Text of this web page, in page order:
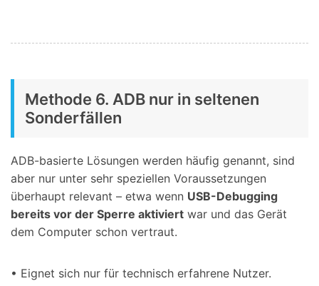
Methode 6. ADB nur in seltenen
Sonderfällen
ADB-basierte Lösungen werden häufig genannt, sind
aber nur unter sehr speziellen Voraussetzungen
überhaupt relevant – etwa wenn USB-Debugging
bereits vor der Sperre aktiviert war und das Gerät
dem Computer schon vertraut.
• Eignet sich nur für technisch erfahrene Nutzer.